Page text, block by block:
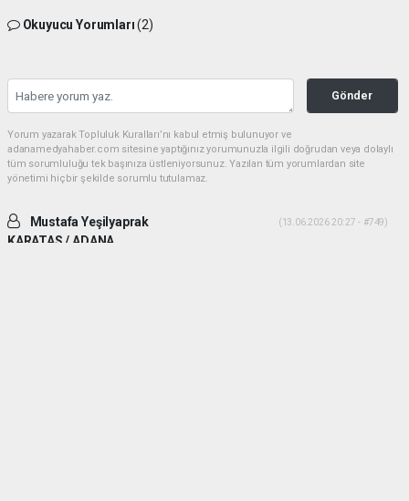
Okuyucu Yorumları(2)
Gönder
Yorum yazarak Topluluk Kuralları’nı kabul etmiş bulunuyor ve
adanamedyahaber.com sitesine yaptığınız yorumunuzla ilgili doğrudan veya dolaylı
tüm sorumluluğu tek başınıza üstleniyorsunuz. Yazılan tüm yorumlardan site
yönetimi hiçbir şekilde sorumlu tutulamaz.
Mustafa Yeşilyaprak
KARATAS / ADANA
(13.06.2026 20:27 - #749)